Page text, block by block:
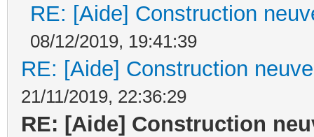
RE: [Aide] Construction
08/12/2019, 19:41:39
RE: [Aide] Construction
21/11/2019, 22:36:29
RE: [Aide] Construction